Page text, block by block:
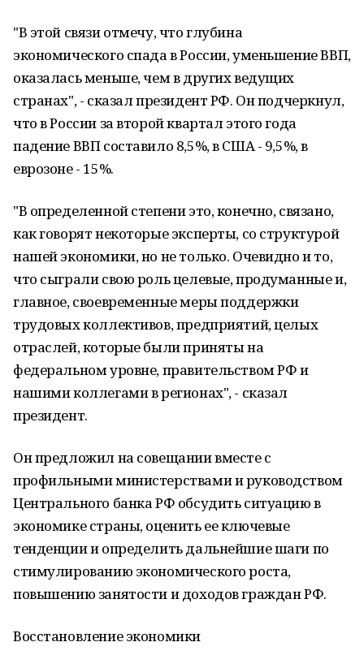
"В этой связи отмечу, что глубина
экономического спада в России, уменьшение ВВП,
оказалась меньше, чем в других ведущих
странах", - сказал президент РФ. Он подчеркнул,
что в России за второй квартал этого года
падение ВВП составило 8,5%, в США - 9,5%, в
еврозоне - 15%.
"В определенной степени это, конечно, связано,
как говорят некоторые эксперты, со структурой
нашей экономики, но не только. Очевидно и то,
что сыграли свою роль целевые, продуманные и,
главное, своевременные меры поддержки
трудовых коллективов, предприятий, целых
отраслей, которые были приняты на
федеральном уровне, правительством РФ и
нашими коллегами в регионах", - сказал
президент.
Он предложил на совещании вместе с
профильными министерствами и руководством
Центрального банка РФ обсудить ситуацию в
экономике страны, оценить ее ключевые
тенденции и определить дальнейшие шаги по
стимулированию экономического роста,
повышению занятости и доходов граждан РФ.
Восстановление экономики